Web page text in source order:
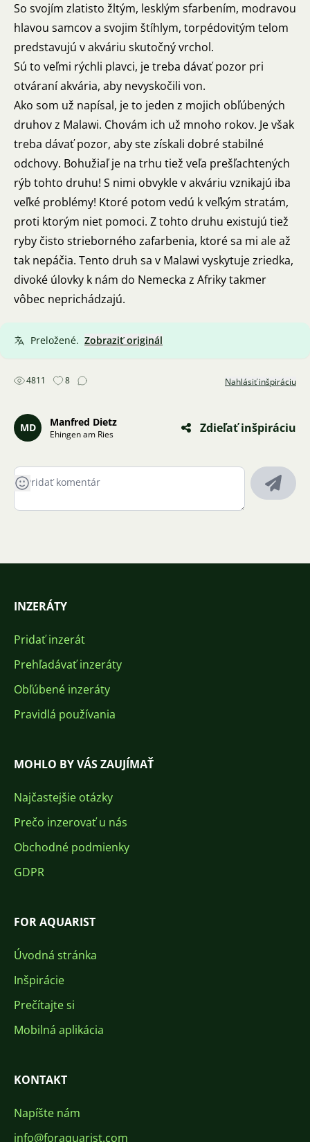
So svojím zlatisto žltým, lesklým sfarbením, modravou
hlavou samcov a svojim štíhlym, torpédovitým telom
predstavujú v akváriu skutočný vrchol.
Sú to veľmi rýchli plavci, je treba dávať pozor pri
otváraní akvária, aby nevyskočili von.
Ako som už napísal, je to jeden z mojich obľúbených
druhov z Malawi. Chovám ich už mnoho rokov. Je však
treba dávať pozor, aby ste získali dobré stabilné
odchovy. Bohužiaľ je na trhu tiež veľa prešľachtených
rýb tohto druhu! S nimi obvykle v akváriu vznikajú iba
veľké problémy! Ktoré potom vedú k veľkým stratám,
proti ktorým niet pomoci. Z tohto druhu existujú tiež
ryby čisto strieborného zafarbenia, ktoré sa mi ale až
tak nepáčia. Tento druh sa v Malawi vyskytuje zriedka,
divoké úlovky k nám do Nemecka z Afriky takmer
vôbec neprichádzajú.
Preložené. Zobraziť originál
4811 8 Nahlásiť inšpiráciu
MD Manfred Dietz
Ehingen am Ries Zdieľať inšpiráciu
INZERÁTY
Pridať inzerát
Prehľadávať inzeráty
Obľúbené inzeráty
Pravidlá používania
MOHLO BY VÁS ZAUJÍMAŤ
Najčastejšie otázky
Prečo inzerovať u nás
Obchodné podmienky
GDPR
FOR AQUARIST
Úvodná stránka
Inšpirácie
Prečítajte si
Mobilná aplikácia
KONTAKT
Napíšte nám
info@foraquarist.com